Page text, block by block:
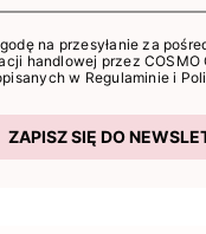
na przesyłanie za
handlowej przez COSMO
w Regulaminie i
ZAPISZ SIĘ DO